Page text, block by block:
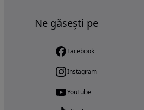
Ne găsești pe
Facebook
Instagram
YouTube